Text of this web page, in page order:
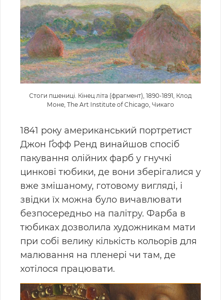
Стоги пшениці. Кінец літа (фрагмент), 1890-1891, Клод
Моне, The Art Institute of Chicago, Чикаго
1841 року американський портретист
Джон Ґофф Ренд винайшов спосіб
пакування олійних фарб у гнучкі
цинкові тюбики, де вони зберігалися у
вже змішаному, готовому вигляді, і
звідки їх можна було вичавлювати
безпосередньо на палітру. Фарба в
тюбиках дозволила художникам мати
при собі велику кількість кольорів для
малювання на пленері чи там, де
хотілося працювати.